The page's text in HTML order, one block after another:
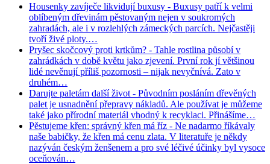
Housenky zavíječe likvidují buxusy - Buxusy patří k velmi
oblíbeným dřevinám pěstovaným nejen v soukromých
zahradách, ale i v rozlehlých zámeckých parcích. Nejčastěji
tvoří živé ploty.…
Pryšec skočcový proti krtkům? - Tahle rostlina působí v
zahrádkách v době květu jako zjevení. První rok jí většinou
lidé nevěnují příliš pozornosti – nijak nevyčnívá. Zato v
druhém…
Darujte paletám další život - Původním posláním dřevěných
palet je usnadnění přepravy nákladů. Ale používat je můžeme
také jako přírodní materiál vhodný k recyklaci. Přinášíme…
Pěstujeme křen: správný křen má říz - Ne nadarmo říkávaly
naše babičky, že křen má cenu zlata. V literatuře je někdy
nazýván českým ženšenem a pro své léčivé účinky byl vysoce
oceňován…